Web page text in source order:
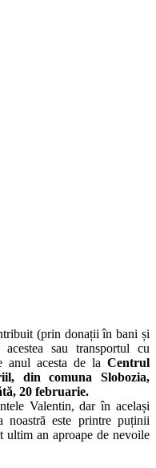
(prin donații în bani și
sau transportul cu
anul acesta de la Centrul
din comuna Slobozia,
20 februarie.
Valentin, dar în același
este printre puținii
ultim an aproape de nevoile